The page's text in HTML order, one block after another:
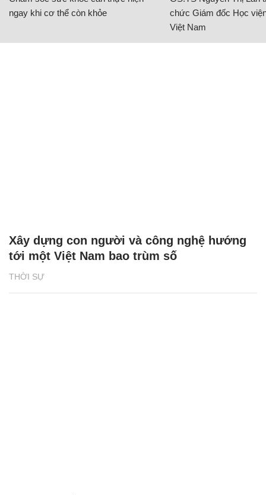
ngay khi cơ thể còn khỏe
chức Giám đốc Học
Việt Nam
THỜI SỰ
Xây dựng con người và công nghệ hướng
tới một Việt Nam bao trùm số